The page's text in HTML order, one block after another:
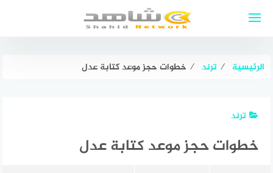
الرئيسية ⁄ ترند ⁄ خطوات حجز موعد كتابة عدل
ترند
خطوات حجز موعد كتابة عدل